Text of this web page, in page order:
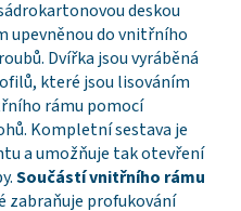
deskou
upevněnou do vnitřního
Dvířka jsou vyráběná
které jsou lisováním
rámu pomocí
Kompletní sestava je
a umožňuje tak otevření
Součástí vnitřního rámu
zabraňuje profukování